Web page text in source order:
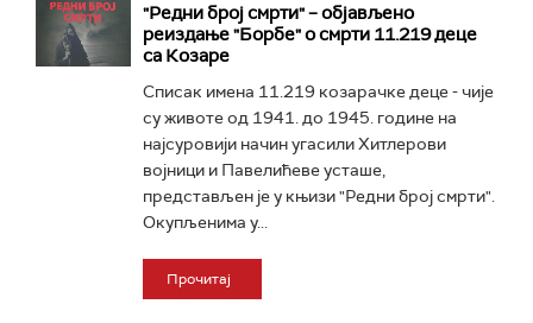
"Редни број смрти" – објављено
реиздање "Борбе" о смрти 11.219 деце
са Козаре
Списак имена 11.219 козарачке деце - чије
су животе од 1941. до 1945. године на
најсуровији начин угасили Хитлерови
војници и Павелићеве усташе,
представљен је у књизи "Редни број смрти".
Окупљенима у...
Прочитај